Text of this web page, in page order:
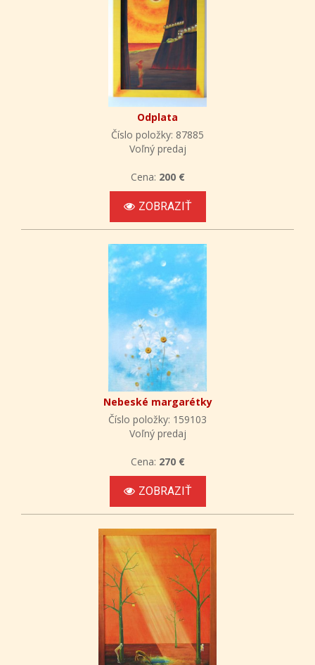
Odplata
Číslo položky: 87885
Voľný predaj
Cena: 200 €
ZOBRAZIŤ
Nebeské margarétky
Číslo položky: 159103
Voľný predaj
Cena: 270 €
ZOBRAZIŤ